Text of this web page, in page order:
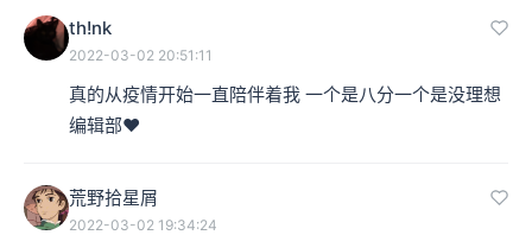
th!nk
2022-03-02 20:51:11
真的从疫情开始一直陪伴着我 一个是八分一个是没理想
编辑部❤
荒野拾星屑
2022-03-02 19:34:24